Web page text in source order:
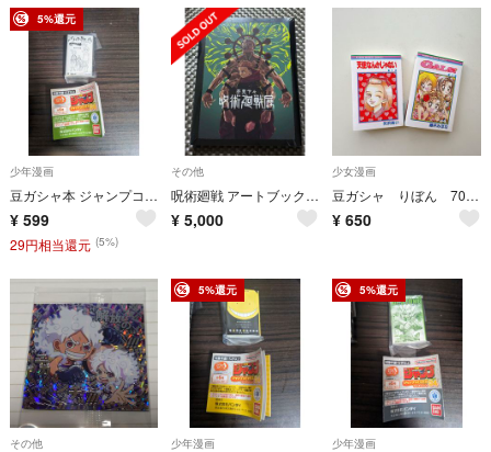
5%還元
少年漫画
豆ガシャ本 ジャンプコミックスコレクション 04 ブラッククローバー
¥ 599
29円相当還元 (5%)
その他
呪術廻戦 アートブック 新品
¥ 5,000
少女漫画
豆ガシャ りぼん 70周年記念 りぼんコミックス
¥ 650
その他
5%還元
少年漫画
5%還元
少年漫画